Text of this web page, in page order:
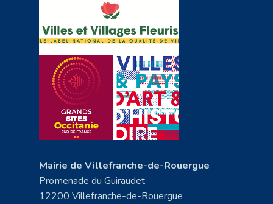
Mairie de Villefranche-de-Rouergue
Promenade du Guiraudet
12200 Villefranche-de-Rouergue